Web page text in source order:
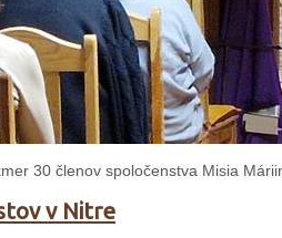
30 členov spoločenstva Misia
v Nitre